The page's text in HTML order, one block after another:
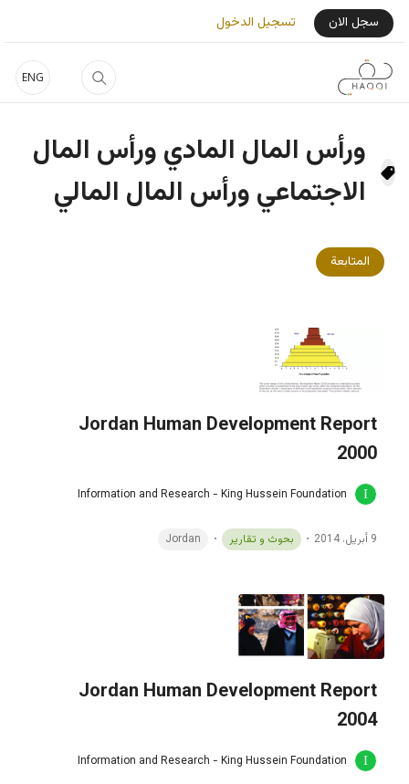
تجاوز إلى المحتوى الرئيسي
ENG
User Login Menu
سجل الان تسجيل الدخول
ورأس المال المادي ورأس المال
الاجتماعي ورأس المال المالي
المتابعة
Jordan Human Development Report
2000
Information and Research - King Hussein Foundation
9 أبريل، 2014 بحوث و تقارير Jordan
Jordan Human Development Report
2004
Information and Research - King Hussein Foundation